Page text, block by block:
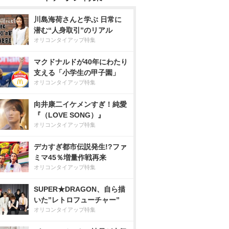
川島海荷さんと学ぶ 日常に
潜む“人身取引”のリアル
オリコンタイアップ特集
マクドナルドが40年にわたり
支える「小学生の甲子園」
オリコンタイアップ特集
向井康二イケメンすぎ！純愛
『（LOVE SONG）』
オリコンタイアップ特集
デカすぎ都市伝説発生!?ファ
ミマ45％増量作戦再来
オリコンタイアップ特集
SUPER★DRAGON、自ら描
いた”レトロフューチャー”
オリコンタイアップ特集